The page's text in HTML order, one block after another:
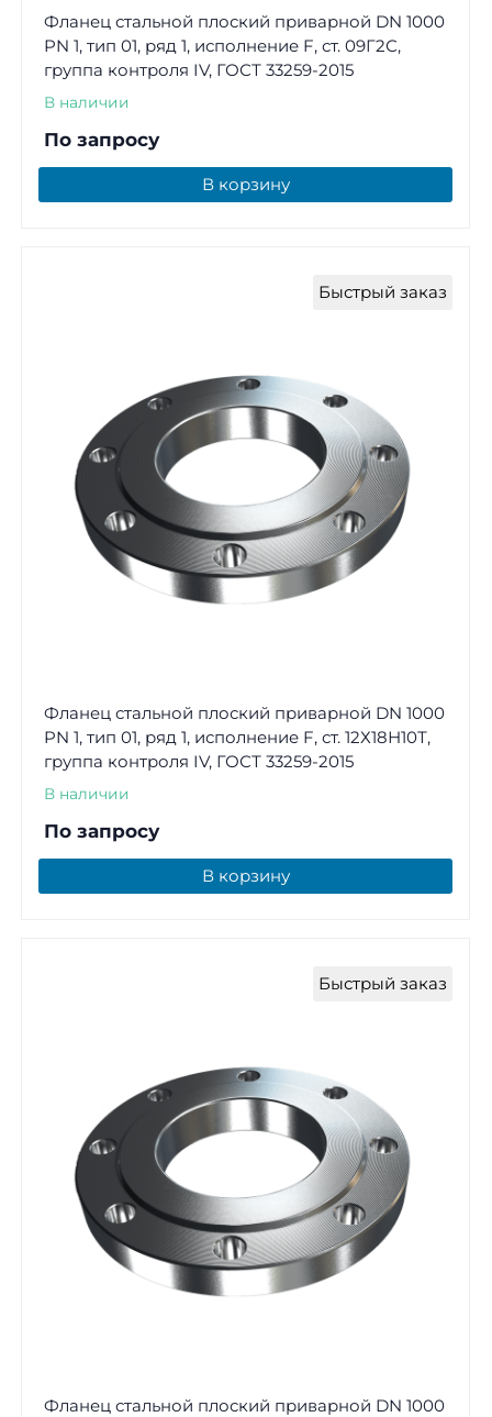
Фланец стальной плоский приварной DN 1000
PN 1, тип 01, ряд 1, исполнение F, ст. 09Г2С,
группа контроля IV, ГОСТ 33259-2015
В наличии
По запросу
В корзину
Быстрый заказ
Фланец стальной плоский приварной DN 1000
PN 1, тип 01, ряд 1, исполнение F, ст. 12Х18Н10Т,
группа контроля IV, ГОСТ 33259-2015
В наличии
По запросу
В корзину
Быстрый заказ
Фланец стальной плоский приварной DN 1000